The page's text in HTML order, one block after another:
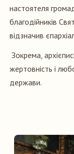
настоятеля
благодійників
відзначив
Зокрема,
жертовність і
держави.